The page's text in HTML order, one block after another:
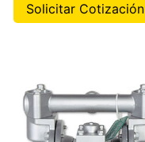
Solicitar Cotización